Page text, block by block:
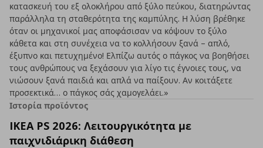
κατασκευή του εξ ολοκλήρου από ξύλο πεύκου, διατηρώντας
παράλληλα τη σταθερότητα της καμπύλης. Η λύση βρέθηκε
όταν οι μηχανικοί μας αποφάσισαν να κόψουν το ξύλο
κάθετα και στη συνέχεια να το κολλήσουν ξανά – απλό,
έξυπνο και πετυχημένο! Ελπίζω αυτός ο πάγκος να βοηθήσει
τους ανθρώπους να ξεχάσουν για λίγο τις έγνοιες τους, να
νιώσουν ξανά παιδιά και απλά να παίξουν. Αν κοιτάξετε
προσεκτικά… ο πάγκος σάς χαμογελάει.»
Ιστορία προϊόντος
IKEA PS 2026: Λειτουργικότητα με
παιχνιδιάρικη διάθεση